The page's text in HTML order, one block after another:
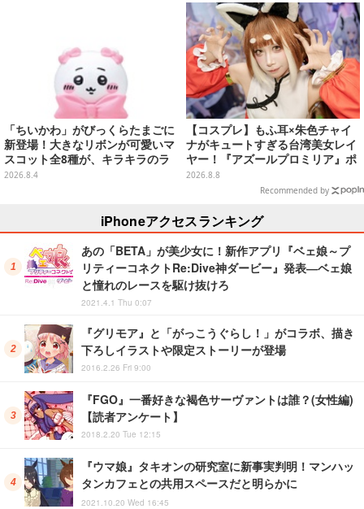
「ちいかわ」がびっくらたまごに
新登場！大きなリボンが可愛いマ
スコット全8種が、キラキラのラ
メ入り入浴剤から飛び出す
2026.8.4
【コスプレ】もふ耳×朱色チャイ
ナがキュートすぎる台湾美女レイ
ヤー！『アズールプロミリア』ポ
ンポンが狐娘スタイルで魅せる
2026.8.8
Recommended by
iPhoneアクセスランキング
あの「BETA」が美少女に！新作アプリ『ベェ娘～プ
リティーコネクトRe:Dive神ダービー』発表―ベェ娘
と憧れのレースを駆け抜けろ
2021.4.1 Thu 0:07
『グリモア』と「がっこうぐらし！」がコラボ、描き
下ろしイラストや限定ストーリーが登場
2016.2.26 Fri 9:00
『FGO』一番好きな褐色サーヴァントは誰？(女性編)
【読者アンケート】
2018.2.20 Tue 12:15
『ウマ娘』タキオンの研究室に新事実判明！マンハッ
タンカフェとの共用スペースだと明らかに
2021.10.20 Wed 16:45